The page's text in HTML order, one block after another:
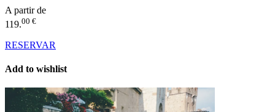
A partir de
119.00 €
RESERVAR
Add to wishlist